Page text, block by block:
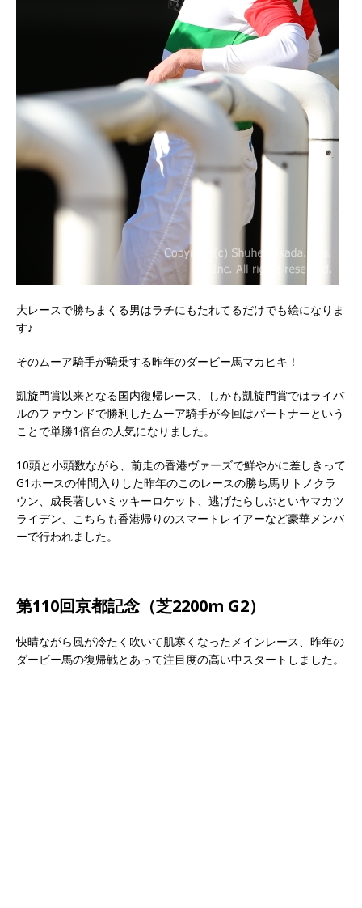
大レースで勝ちまくる男はラチにもたれてるだけでも絵になりま
す♪
そのムーア騎手が騎乗する昨年のダービー馬マカヒキ！
凱旋門賞以来となる国内復帰レース、しかも凱旋門賞ではライバ
ルのファウンドで勝利したムーア騎手が今回はパートナーという
ことで単勝1倍台の人気になりました。
10頭と小頭数ながら、前走の香港ヴァーズで鮮やかに差しきって
G1ホースの仲間入りした昨年のこのレースの勝ち馬サトノクラ
ウン、成長著しいミッキーロケット、逃げたらしぶといヤマカツ
ライデン、こちらも香港帰りのスマートレイアーなど豪華メンバ
ーで行われました。
第110回京都記念（芝2200m G2）
快晴ながら風が冷たく吹いて肌寒くなったメインレース、昨年の
ダービー馬の復帰戦とあって注目度の高い中スタートしました。